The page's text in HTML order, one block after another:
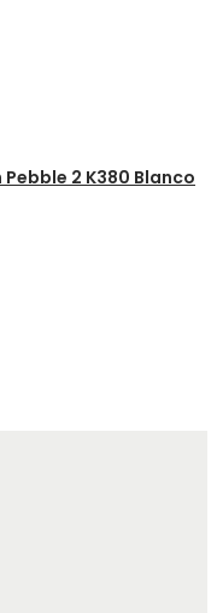
2 K380 Blanco